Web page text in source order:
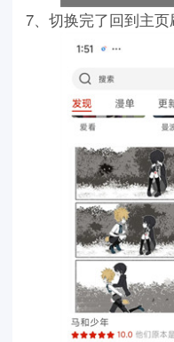
7、切换完了回到主